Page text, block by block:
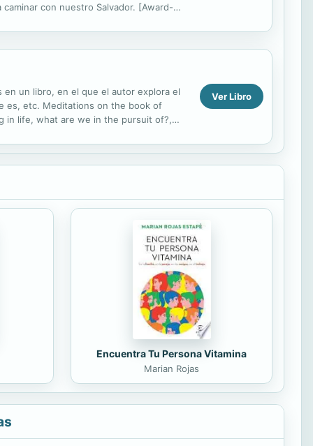
con nuestro Salvador. [Award-
en un libro, en el que el autor explora el
es, etc. Meditations on the book of
in life, what are we in the pursuit of?,
Ver Libro
Encuentra Tu Persona Vitamina
Marian Rojas